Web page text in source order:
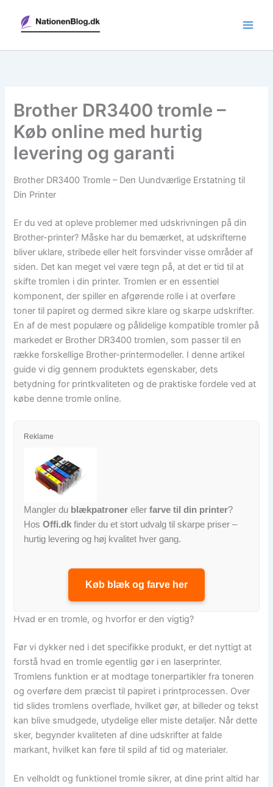
indholdet
Brother DR3400 tromle –
Køb online med hurtig
levering og garanti
Brother DR3400 Tromle – Den Uundværlige Erstatning til
Din Printer
Er du ved at opleve problemer med udskrivningen på din
Brother-printer? Måske har du bemærket, at udskrifterne
bliver uklare, stribede eller helt forsvinder visse områder af
siden. Det kan meget vel være tegn på, at det er tid til at
skifte tromlen i din printer. Tromlen er en essentiel
komponent, der spiller en afgørende rolle i at overføre
toner til papiret og dermed sikre klare og skarpe udskrifter.
En af de mest populære og pålidelige kompatible tromler på
markedet er Brother DR3400 tromlen, som passer til en
række forskellige Brother-printermodeller. I denne artikel
guide vi dig gennem produktets egenskaber, dets
betydning for printkvaliteten og de praktiske fordele ved at
købe denne tromle online.
Reklame
Mangler du blækpatroner ellerfarve til din printer?
HosOffi.dk finder du et stort udvalg til skarpe priser –
hurtig levering og høj kvalitet hver gang.
Køb blæk og farve her
Hvad er en tromle, og hvorfor er den vigtig?
Før vi dykker ned i det specifikke produkt, er det nyttigt at
forstå hvad en tromle egentlig gør i en laserprinter.
Tromlens funktion er at modtage tonerpartikler fra toneren
og overføre dem præcist til papiret i printprocessen. Over
tid slides tromlens overflade, hvilket gør, at billeder og tekst
kan blive smudgede, utydelige eller miste detaljer. Når dette
sker, begynder kvaliteten af dine udskrifter at falde
markant, hvilket kan føre til spild af tid og materialer.
En velholdt og funktionel tromle sikrer, at dine print altid har